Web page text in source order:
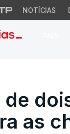
NOTÍCIAS
de
as